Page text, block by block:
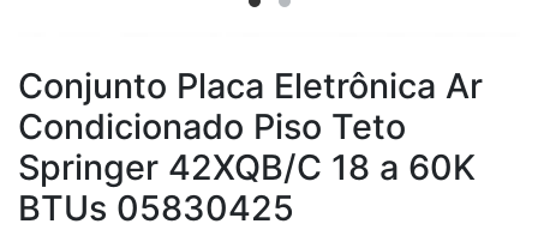
Conjunto Placa Eletrônica Ar
Condicionado Piso Teto
Springer 42XQB/C 18 a 60K
BTUs 05830425